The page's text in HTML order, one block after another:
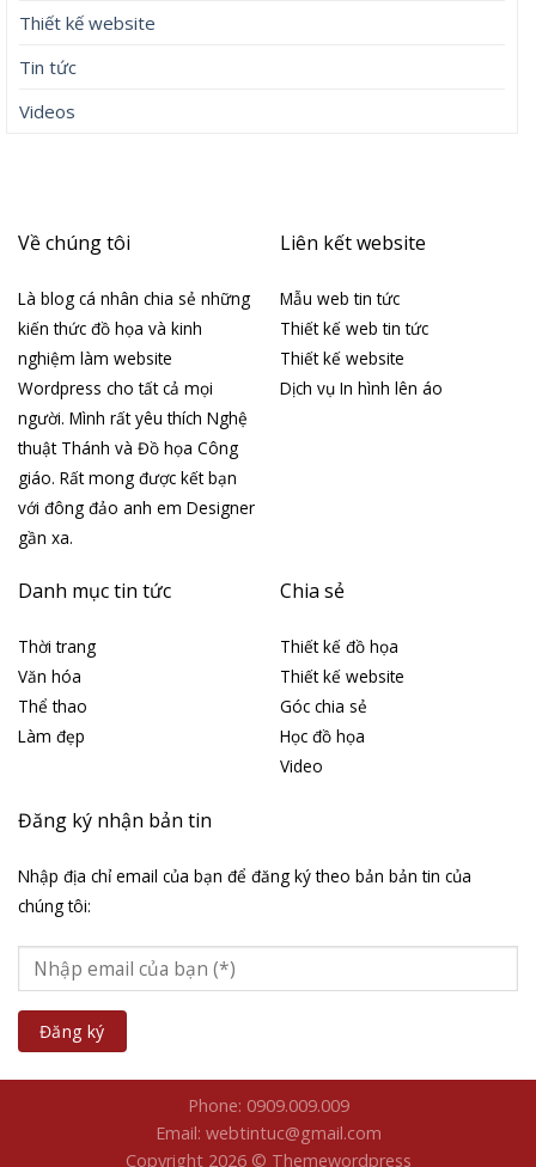
Thiết kế website
Tin tức
Videos
Về chúng tôi
Là blog cá nhân chia sẻ những
kiến thức đồ họa và kinh
nghiệm làm website
Wordpress cho tất cả mọi
người. Mình rất yêu thích Nghệ
thuật Thánh và Đồ họa Công
giáo. Rất mong được kết bạn
với đông đảo anh em Designer
gần xa.
Liên kết website
Mẫu web tin tức
Thiết kế web tin tức
Thiết kế website
Dịch vụ In hình lên áo
Danh mục tin tức
Thời trang
Văn hóa
Thể thao
Làm đẹp
Chia sẻ
Thiết kế đồ họa
Thiết kế website
Góc chia sẻ
Học đồ họa
Video
Đăng ký nhận bản tin
Nhập địa chỉ email của bạn để đăng ký theo bản bản tin của
chúng tôi:
Phone: 0909.009.009
Email: webtintuc@gmail.com
Copyright 2026 © Themewordpress